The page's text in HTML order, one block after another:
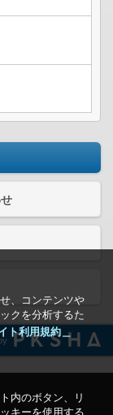
、コンテンツや
クを分析するた
ト利用規約＿
内のボタン、リ
キーを使用する